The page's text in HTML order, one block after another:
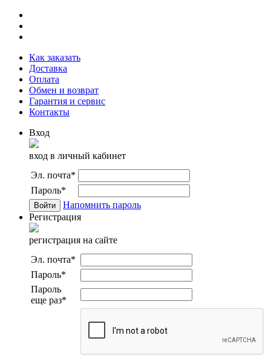
Как заказать
Доставка
Оплата
Обмен и возврат
Гарантия и сервис
Контакты
Вход
вход в личный кабинет
Эл. почта*
Пароль*
Напомнить пароль
Регистрация
регистрация на сайте
Эл. почта*
Пароль*
Пароль
еще раз*